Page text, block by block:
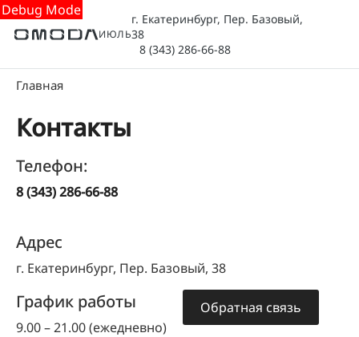
Debug Mode
ИЮЛЬ
г. Екатеринбург, Пер. Базовый,
38
8 (343) 286-66-88
Главная
Контакты
Телефон:
8 (343) 286-66-88
Адрес
г. Екатеринбург, Пер. Базовый, 38
График работы
9.00 – 21.00 (ежедневно)
Обратная связь